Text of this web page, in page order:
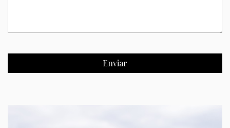
Enviar